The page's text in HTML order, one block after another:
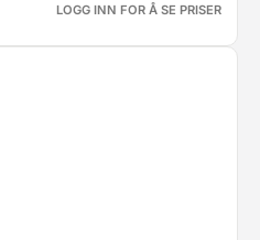
LOGG INN FOR Å SE PRISER